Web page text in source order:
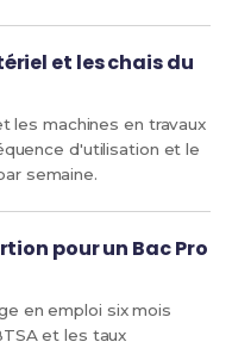
et les chais du
les machines en travaux
d'utilisation et le
semaine.
pour un Bac Pro
en emploi six mois
et les taux